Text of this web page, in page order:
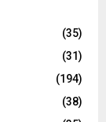
(35)
(31)
(194)
(38)